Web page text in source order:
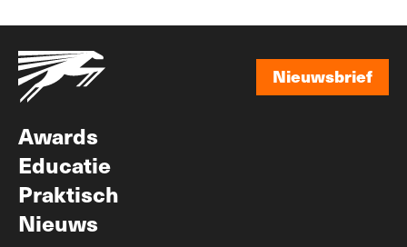
Nieuwsbrief
Awards
Educatie
Praktisch
Nieuws